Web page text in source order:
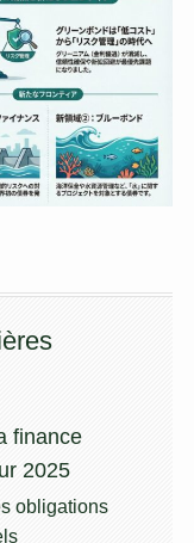
finance
2025
obligations